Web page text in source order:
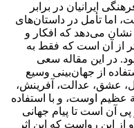
ایرانیان در برابر
اما تأمل در داستان‌های
می‌دهد که افکار و
از آن است که فقط به
در این مقاله سعی
از جهان‌بینی وسیع
عشق، عدالت، آفرینش،
اوست، و با استفاده
پی آن است تا پیام جهانی
از این رواست که این اثر